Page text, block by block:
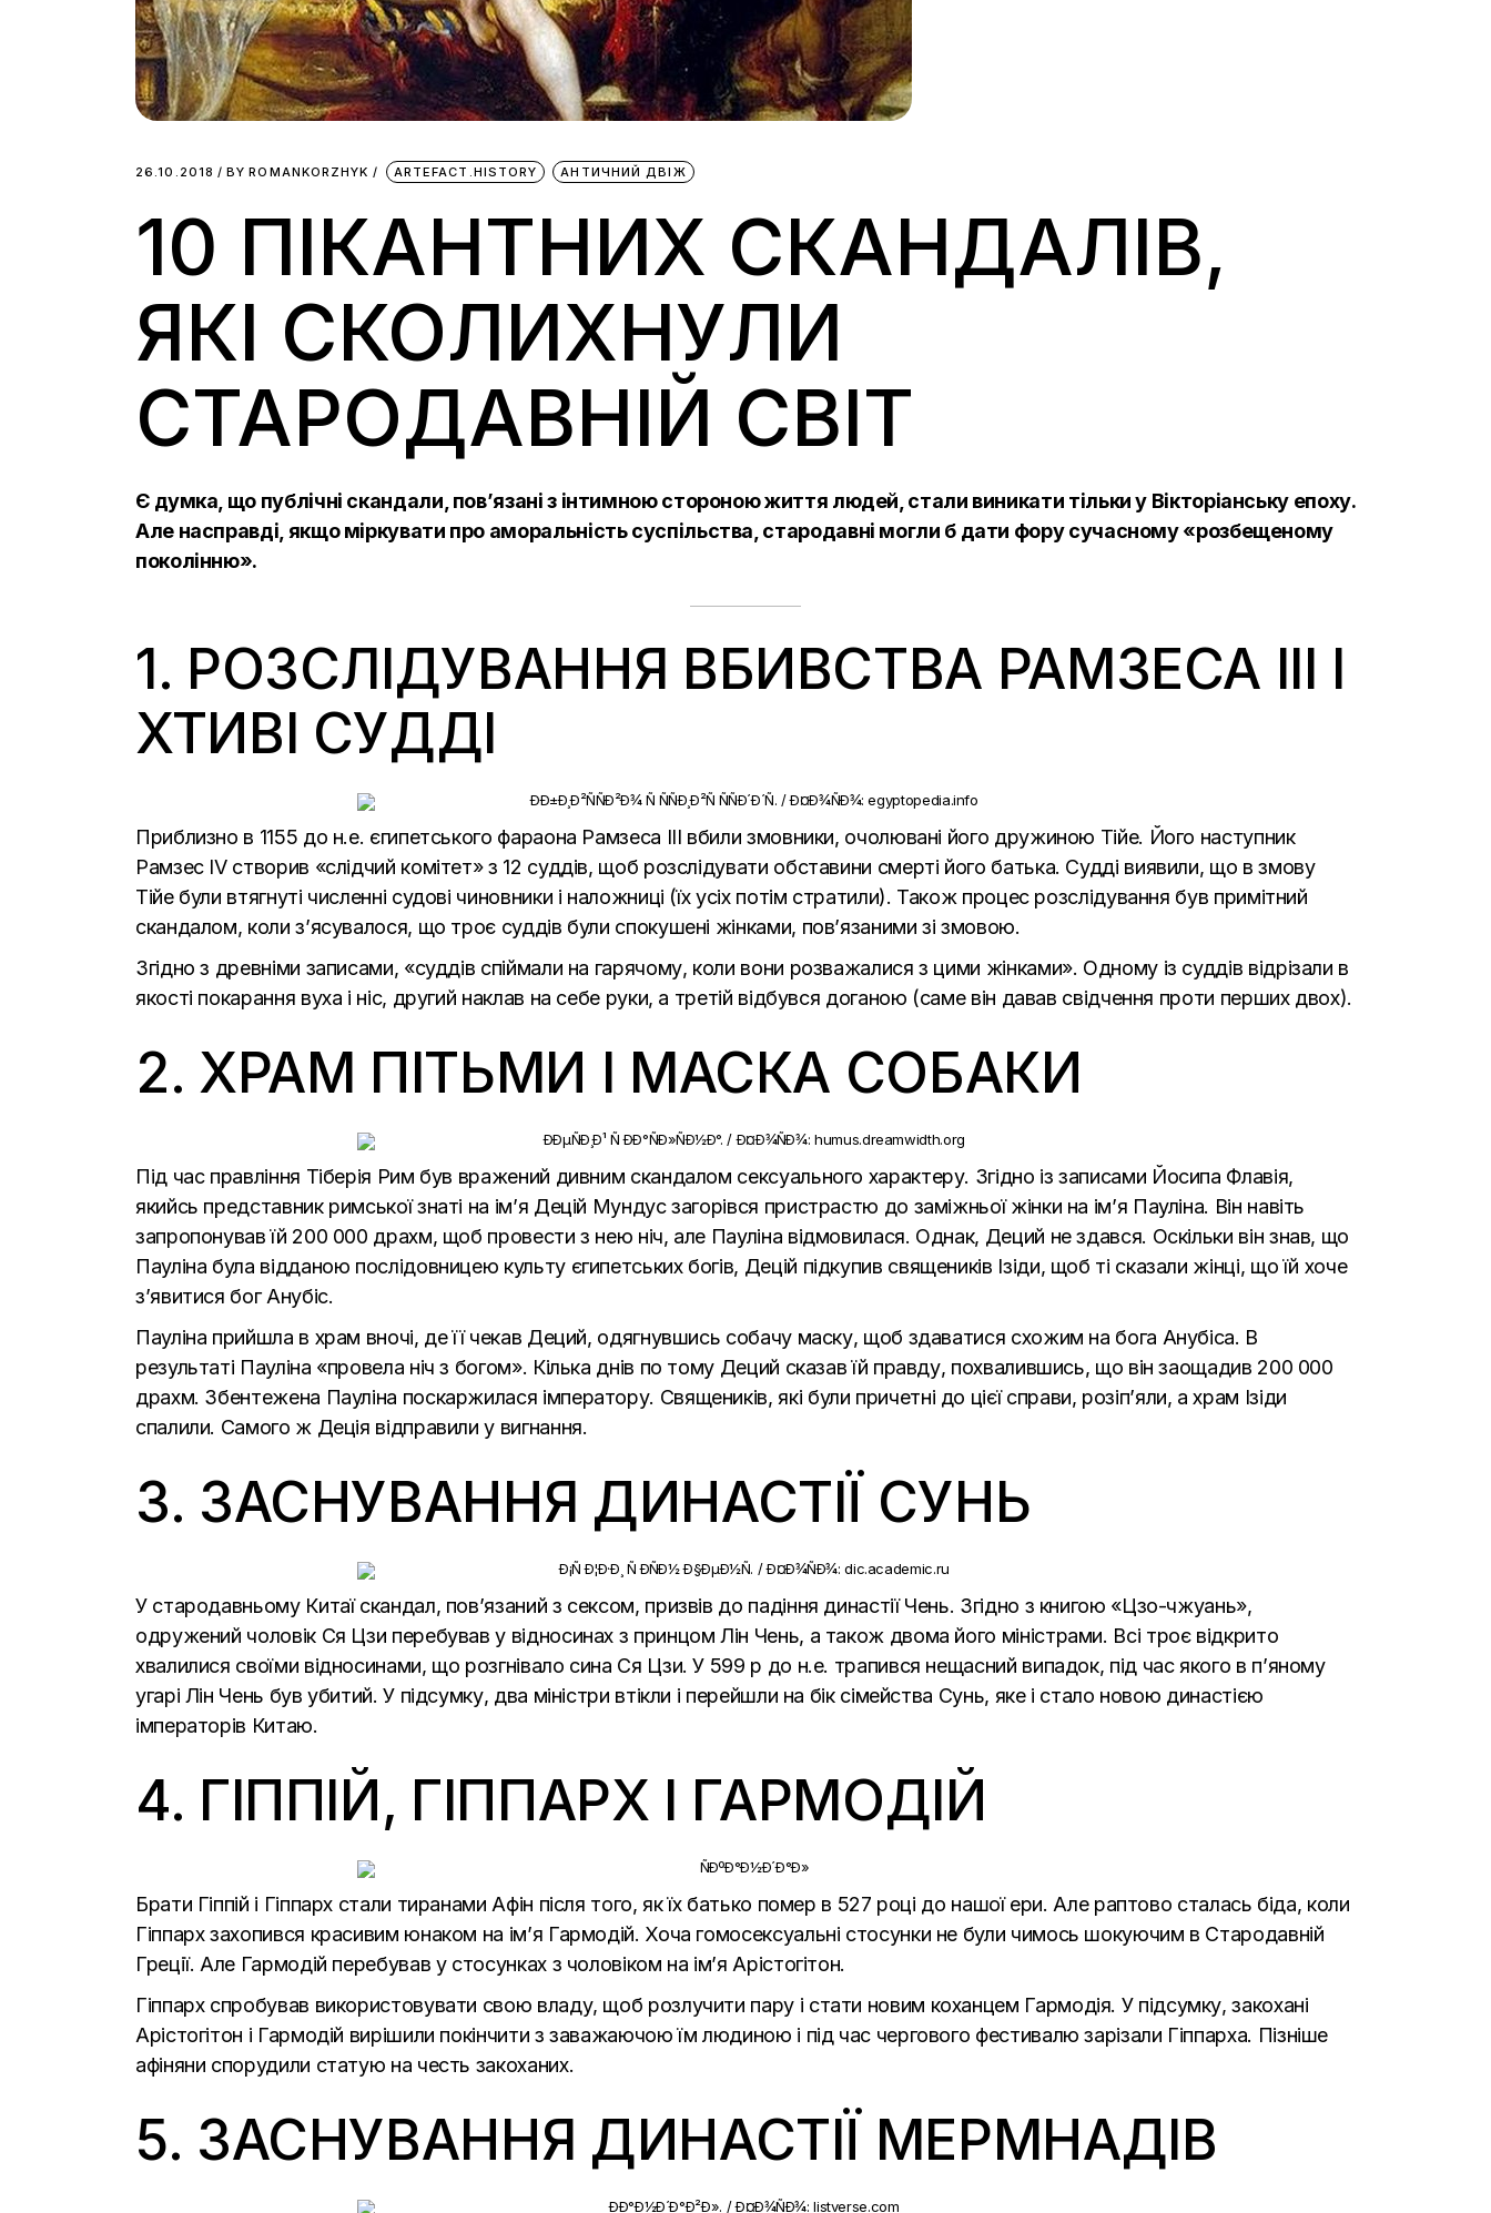
26.10.2018 BY ROMANKORZHYK ARTEFACT.HISTORY АНТИЧНИЙ ДВІЖ
10 ПІКАНТНИХ СКАНДАЛІВ,
ЯКІ СКОЛИХНУЛИ
СТАРОДАВНІЙ СВІТ
Є думка, що публічні скандали, пов’язані з інтимною стороною життя людей, стали виникати тільки у Вікторіанську епоху.
Але насправді, якщо міркувати про аморальність суспільства, стародавні могли б дати фору сучасному «розбещеному
поколінню».
1. РОЗСЛІДУВАННЯ ВБИВСТВА РАМЗЕСА III І
ХТИВІ СУДДІ
Приблизно в 1155 до н.е. єгипетського фараона Рамзеса III вбили змовники, очолювані його дружиною Тійе. Його наступник
Рамзес IV створив «слідчий комітет» з 12 суддів, щоб розслідувати обставини смерті його батька. Судді виявили, що в змову
Тійе були втягнуті численні судові чиновники і наложниці (їх усіх потім стратили). Також процес розслідування був примітний
скандалом, коли з’ясувалося, що троє суддів були спокушені жінками, пов’язаними зі змовою.
Згідно з древніми записами, «суддів спіймали на гарячому, коли вони розважалися з цими жінками». Одному із суддів відрізали в
якості покарання вуха і ніс, другий наклав на себе руки, а третій відбувся доганою (саме він давав свідчення проти перших двох).
2. ХРАМ ПІТЬМИ І МАСКА СОБАКИ
Під час правління Тіберія Рим був вражений дивним скандалом сексуального характеру. Згідно із записами Йосипа Флавія,
якийсь представник римської знаті на ім’я Децій Мундус загорівся пристрастю до заміжньої жінки на ім’я Пауліна. Він навіть
запропонував їй 200 000 драхм, щоб провести з нею ніч, але Пауліна відмовилася. Однак, Деций не здався. Оскільки він знав, що
Пауліна була відданою послідовницею культу єгипетських богів, Децій підкупив священиків Ізіди, щоб ті сказали жінці, що їй хоче
з’явитися бог Анубіс.
Пауліна прийшла в храм вночі, де її чекав Деций, одягнувшись собачу маску, щоб здаватися схожим на бога Анубіса. В
результаті Пауліна «провела ніч з богом». Кілька днів по тому Деций сказав їй правду, похвалившись, що він заощадив 200 000
драхм. Збентежена Пауліна поскаржилася імператору. Священиків, які були причетні до цієї справи, розіп’яли, а храм Ізіди
спалили. Самого ж Деція відправили у вигнання.
3. ЗАСНУВАННЯ ДИНАСТІЇ СУНЬ
У стародавньому Китаї скандал, пов’язаний з сексом, призвів до падіння династії Чень. Згідно з книгою «Цзо-чжуань»,
одружений чоловік Ся Цзи перебував у відносинах з принцом Лін Чень, а також двома його міністрами. Всі троє відкрито
хвалилися своїми відносинами, що розгнівало сина Ся Цзи. У 599 р до н.е. трапився нещасний випадок, під час якого в п’яному
угарі Лін Чень був убитий. У підсумку, два міністри втікли і перейшли на бік сімейства Сунь, яке і стало новою династією
імператорів Китаю.
4. ГІППІЙ, ГІППАРХ І ГАРМОДІЙ
Брати Гіппій і Гіппарх стали тиранами Афін після того, як їх батько помер в 527 році до нашої ери. Але раптово сталась біда, коли
Гіппарх захопився красивим юнаком на ім’я Гармодій. Хоча гомосексуальні стосунки не були чимось шокуючим в Стародавній
Греції. Але Гармодій перебував у стосунках з чоловіком на ім’я Арістогітон.
Гіппарх спробував використовувати свою владу, щоб розлучити пару і стати новим коханцем Гармодія. У підсумку, закохані
Арістогітон і Гармодій вирішили покінчити з заважаючою їм людиною і під час чергового фестивалю зарізали Гіппарха. Пізніше
афіняни спорудили статую на честь закоханих.
5. ЗАСНУВАННЯ ДИНАСТІЇ МЕРМНАДІВ